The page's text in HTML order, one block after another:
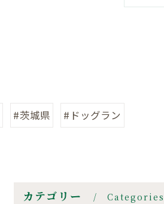
#茨城県
#ドッグラン
カテゴリー Categories